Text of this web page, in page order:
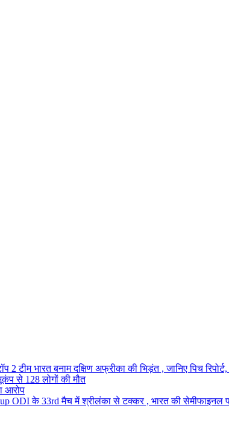
भारत बनाम दक्षिण अफ्रीका की भिड़ंत , जानिए पिच
से 128 लोगों की मौत
आरोप
ODI के 33rd मैच में श्रीलंका से टक्कर , भारत की सेमीफाइनल